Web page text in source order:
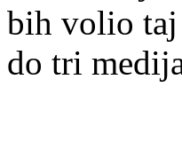
bih volio taj
do tri